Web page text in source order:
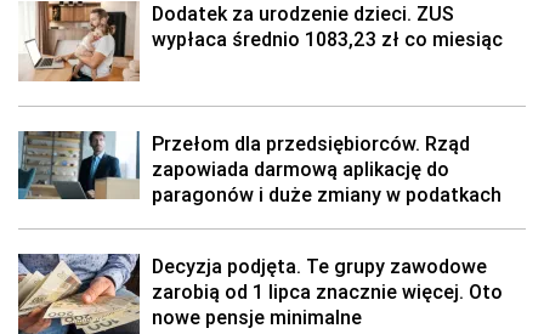
Dodatek za urodzenie dzieci. ZUS
wypłaca średnio 1083,23 zł co miesiąc
Przełom dla przedsiębiorców. Rząd
zapowiada darmową aplikację do
paragonów i duże zmiany w podatkach
Decyzja podjęta. Te grupy zawodowe
zarobią od 1 lipca znacznie więcej. Oto
nowe pensje minimalne